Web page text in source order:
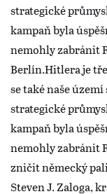
strategické
kampaň byla
nemohly zabránit
Berlín.Hitlera je
se také naše
strategické
kampaň byla
nemohly zabránit
zničit německý
Steven J. Zaloga,